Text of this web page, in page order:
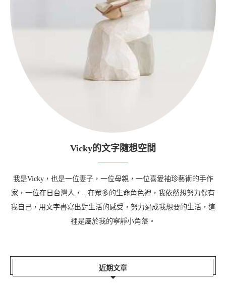
Vicky的文字隨想空間
我是Vicky，也是一位妻子，一位母親，一位喜愛袖珍藝術的手作
家，一位在日台灣人，...在眾多的生命角色裡，我依然想努力保有
我自己，用文字書寫出對生活的感受，努力過成我想要的生活，這
裡是屬於我的寧靜小角落。
近期文章